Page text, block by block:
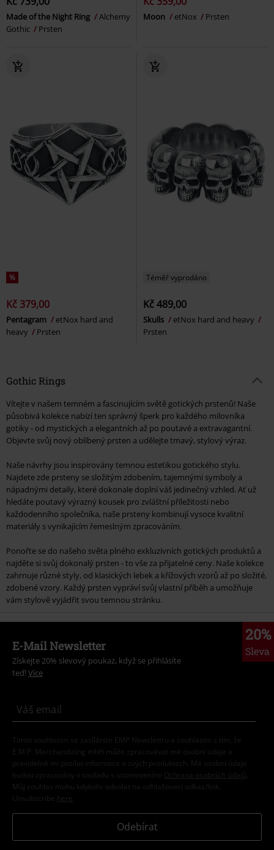
Made of the Night Ring
Alchemy
Gothic
Prsten
Moon etNox Prsten
%
Kč 379,00
Pentagram
etNox hard and
heavy
Prsten
Téměř vyprodáno
Kč 489,00
Skulls
etNox hard and heavy
Prsten
Gothic Rings
Vítejte v našem temném a fascinujícím světě gotických prstenů! Naše
působivá kolekce nabízí ten správný šperk pro každého milovníka
gotiky - od mystických a elegantních až po poutavé a extravagantní.
Objevte svůj nový oblíbený prsten a udělejte tmavý, stylový výraz.
Naše návrhy jsou inspirovány temnou estetikou gotického stylu.
Najdete zde prsteny se složitým zdobením, tajemnými symboly a
nápadnými detaily, které dokonale doplní váš jedinečný vzhled. Ať už
hledáte poutavý výrazný kousek pro zvláštní příležitosti nebo
každodenního společníka, naše prsteny kombinují vysoce kvalitní
materiály s vynikajícím řemeslným zpracováním.
Ponořte se do našeho světa plného exkluzivních gotických produktů a
najděte si svůj dokonalý prsten - to vše za přijatelné ceny. Naše kolekce
zahrnuje různé styly, od klasických lebek a křížových vzorů až po složité,
zdobené vzory. Každý prsten vypráví svůj vlastní příběh a umožňuje
vám stylově vyjádřit svou temnou stránku.
20%
Sleva
E-Mail Newsletter
Získejte 20% slevový poukaz, když se přihlásíte
teď! Více
Tímto souhlasím se zasíláním EMP Newslettru a souhlasím s tím, že
E.M.P. Merchandising mbH může zpracovávat mé osobní údaje a
pravidelně mi posílat informace o svých produktech. Mé osobní údaje
budou zpracovány v souladu s ustanoveními
Ochrana osobních údajů
Můj souhlas mohu kdykoliv odvolat na odhlašovací odkaz/link.
Unsubscribe here
Odebírat